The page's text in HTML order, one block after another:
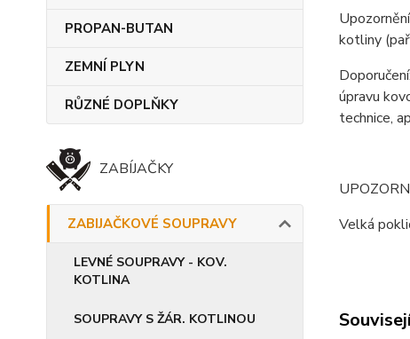
PROPAN-BUTAN
ZEMNÍ PLYN
RŮZNÉ DOPLŇKY
ZABÍJAČKY
ZABIJAČKOVÉ SOUPRAVY
LEVNÉ SOUPRAVY - KOV.
KOTLINA
SOUPRAVY S ŽÁR. KOTLINOU
kotliny
úpravu
technice,
Velká